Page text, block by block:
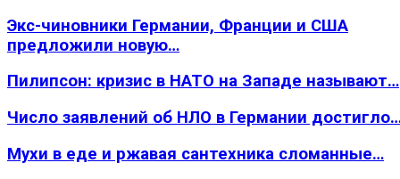
Экс-чиновники Германии, Франции и США
предложили новую…
Пилипсон: кризис в НАТО на Западе называют…
Число заявлений об НЛО в Германии
Мухи в еде и ржавая сантехника сломанные…